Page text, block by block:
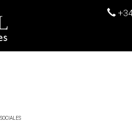
SOCIALES